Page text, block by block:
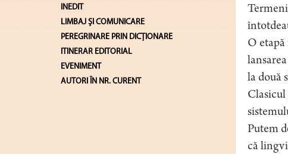
INEDIT
LIMBAJ ŞI COMUNICARE
PEREGRINARE PRIN DICȚIONARE
ITINERAR EDITORIAL
EVENIMENT
AUTORI ÎN NR. CURENT
O
la două
Clasicul
Putem
că